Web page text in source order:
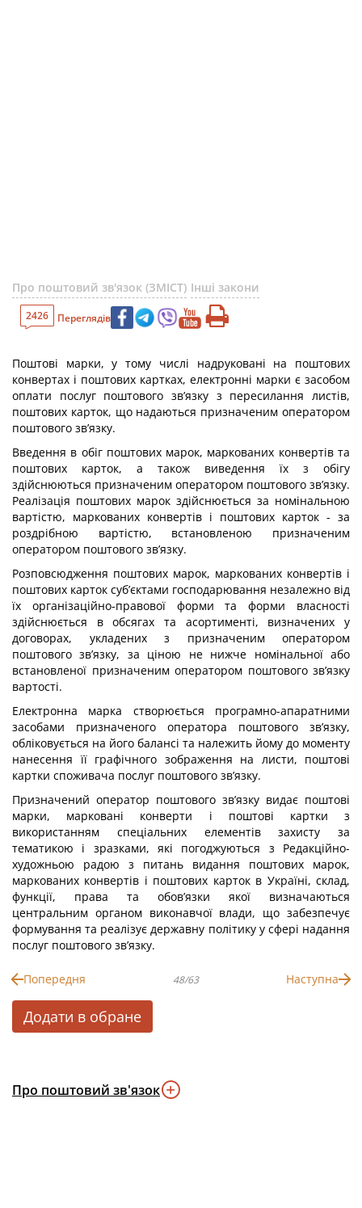
Про поштовий зв'язок (ЗМІСТ) Інші закони
2426 Переглядів
Поштові марки, у тому числі надруковані на поштових
конвертах і поштових картках, електронні марки є засобом
оплати послуг поштового зв’язку з пересилання листів,
поштових карток, що надаються призначеним оператором
поштового зв’язку.
Введення в обіг поштових марок, маркованих конвертів та
поштових карток, а також виведення їх з обігу
здійснюються призначеним оператором поштового зв’язку.
Реалізація поштових марок здійснюється за номінальною
вартістю, маркованих конвертів і поштових карток - за
роздрібною вартістю, встановленою призначеним
оператором поштового зв’язку.
Розповсюдження поштових марок, маркованих конвертів і
поштових карток суб’єктами господарювання незалежно від
їх організаційно-правової форми та форми власності
здійснюється в обсягах та асортименті, визначених у
договорах, укладених з призначеним оператором
поштового зв’язку, за ціною не нижче номінальної або
встановленої призначеним оператором поштового зв’язку
вартості.
Електронна марка створюється програмно-апаратними
засобами призначеного оператора поштового зв’язку,
обліковується на його балансі та належить йому до моменту
нанесення її графічного зображення на листи, поштові
картки споживача послуг поштового зв’язку.
Призначений оператор поштового зв’язку видає поштові
марки, марковані конверти і поштові картки з
використанням спеціальних елементів захисту за
тематикою і зразками, які погоджуються з Редакційно-
художньою радою з питань видання поштових марок,
маркованих конвертів і поштових карток в Україні, склад,
функції, права та обов’язки якої визначаються
центральним органом виконавчої влади, що забезпечує
формування та реалізує державну політику у сфері надання
послуг поштового зв’язку.
Попередня 48/63 Наступна
Додати в обране
Про поштовий зв'язок